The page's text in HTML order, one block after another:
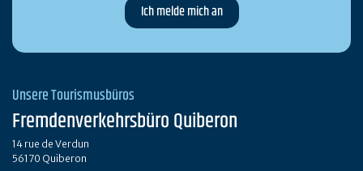
Unsere Tourismusbüros
Fremdenverkehrsbüro Quiberon
14 rue de Verdun
56170 Quiberon